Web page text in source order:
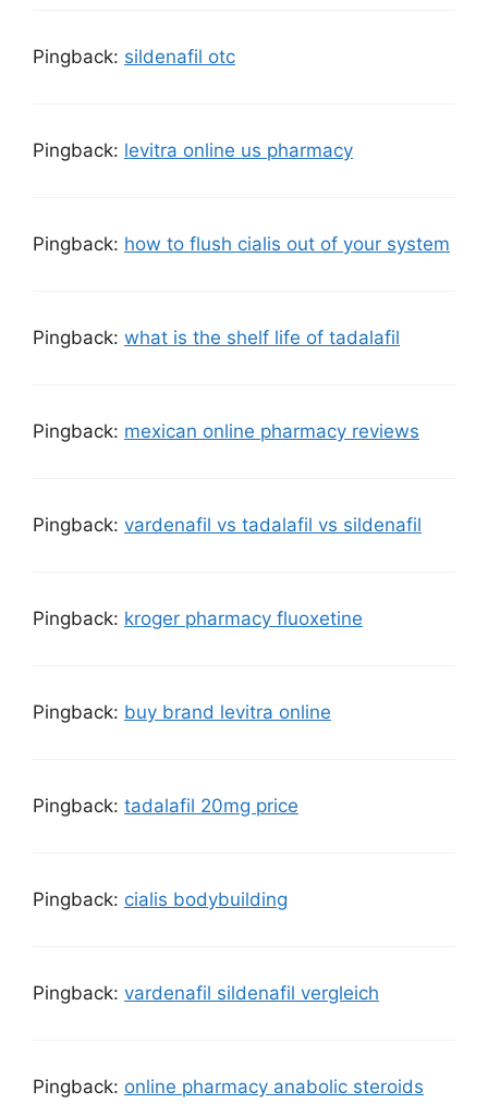
Pingback: sildenafil otc
Pingback: levitra online us pharmacy
Pingback: how to flush cialis out of your system
Pingback: what is the shelf life of tadalafil
Pingback: mexican online pharmacy reviews
Pingback: vardenafil vs tadalafil vs sildenafil
Pingback: kroger pharmacy fluoxetine
Pingback: buy brand levitra online
Pingback: tadalafil 20mg price
Pingback: cialis bodybuilding
Pingback: vardenafil sildenafil vergleich
Pingback: online pharmacy anabolic steroids